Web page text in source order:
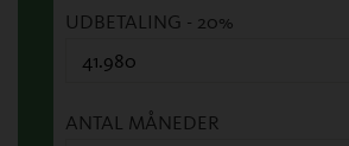
UDBETALING - 20%
ANTAL MÅNEDER